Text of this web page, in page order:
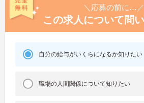
＼応募の前に…／
この求人について問
自分の給与がいくらになるか知りたい
職場の人間関係について知りたい